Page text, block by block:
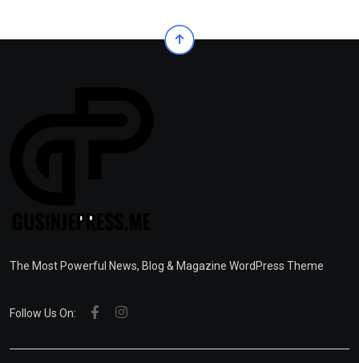
The Most Powerful News, Blog & Magazine WordPress Theme
Follow Us On: